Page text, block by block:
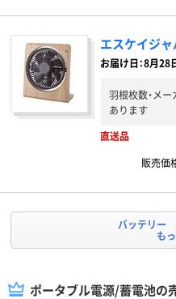
エスケイジ
お届け日：8月28
羽根枚数・メ
あります
直送品
販売価
バッテリー
も
ポータブル電源/蓄電池の